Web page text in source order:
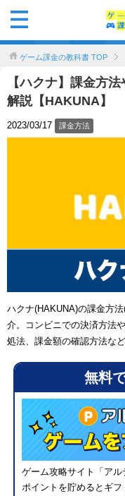
ゲーム課金の教科書 TOP
【ハクナ】課金方
解説【HAKUNA】
2023/03/17 課金方法
ハクナ(HAKUNA)の課金方
介。コンビニでの決済方法
処法、課金額の確認方法な
無料
ゲーム攻略サイト「アル
ポイントを貯めるとギ